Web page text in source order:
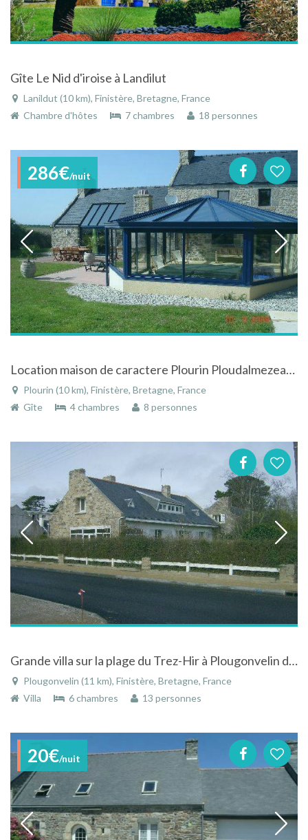
Gîte Le Nid d'iroise à Landilut
Lanildut (10 km), Finistère, Bretagne, France
Chambre d'hôtes
7 chambres 18 personnes
286€/nuit
Location maison de caractere Plourin Ploudalmezeau Finistere avec piscine privée
Plourin (10 km), Finistère, Bretagne, France
Gîte
4 chambres 8 personnes
Grande villa sur la plage du Trez-Hir à Plougonvelin dans le Finistère en Bretagne
Plougonvelin (11 km), Finistère, Bretagne, France
Villa
6 chambres 13 personnes
20€/nuit